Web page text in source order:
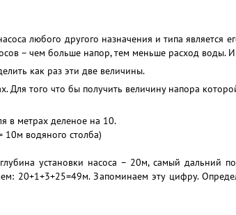
любого другого назначения и типа является
– чем больше напор, тем меньше расход воды.
как раз эти две величины.
Для того что бы получить величину напора
в метрах деленое на 10.
водяного столба)
установки насоса – 20м, самый дальний
20+1+3+25=49м. Запоминаем эту цифру.